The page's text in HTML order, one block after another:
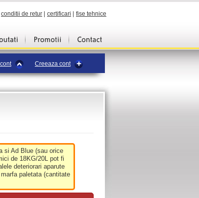
conditii de retur certificari fise tehnice
Creeaza cont
si Ad Blue (sau orice
de 18KG/20L pot fi
deteriorari aparute
paletata (cantitate